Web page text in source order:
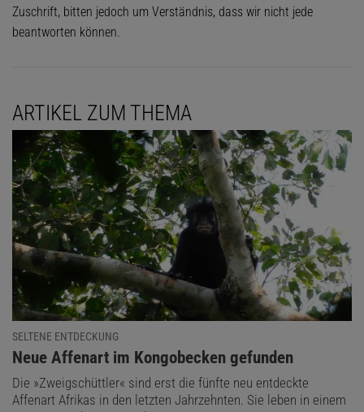
Zuschrift, bitten jedoch um Verständnis, dass wir nicht jede
beantworten können.
ARTIKEL ZUM THEMA
SELTENE ENTDECKUNG
:
Neue Affenart im Kongobecken gefunden
Die »Zweigschüttler« sind erst die fünfte neu entdeckte
Affenart Afrikas in den letzten Jahrzehnten. Sie leben in einem